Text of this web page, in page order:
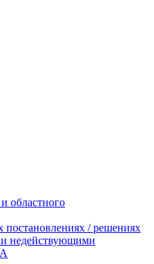
областного
постановлениях / решениях
недействующими